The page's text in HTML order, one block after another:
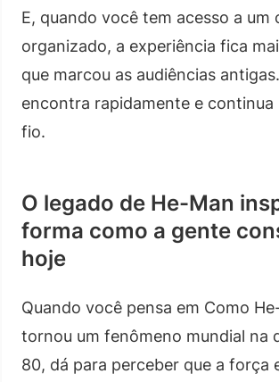
E, quando você tem acesso a um
organizado, a experiência fica
que marcou as audiências
encontra rapidamente e continua
fio.
O legado de He-Man
forma como a gente
hoje
Quando você pensa em Como
tornou um fenômeno mundial na
80, dá para perceber que a força